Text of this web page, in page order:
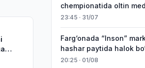
chempionatida oltin
23:45 · 31/07
Farg‘onada “Inson”
hashar paytida halok
20:25 · 01/08